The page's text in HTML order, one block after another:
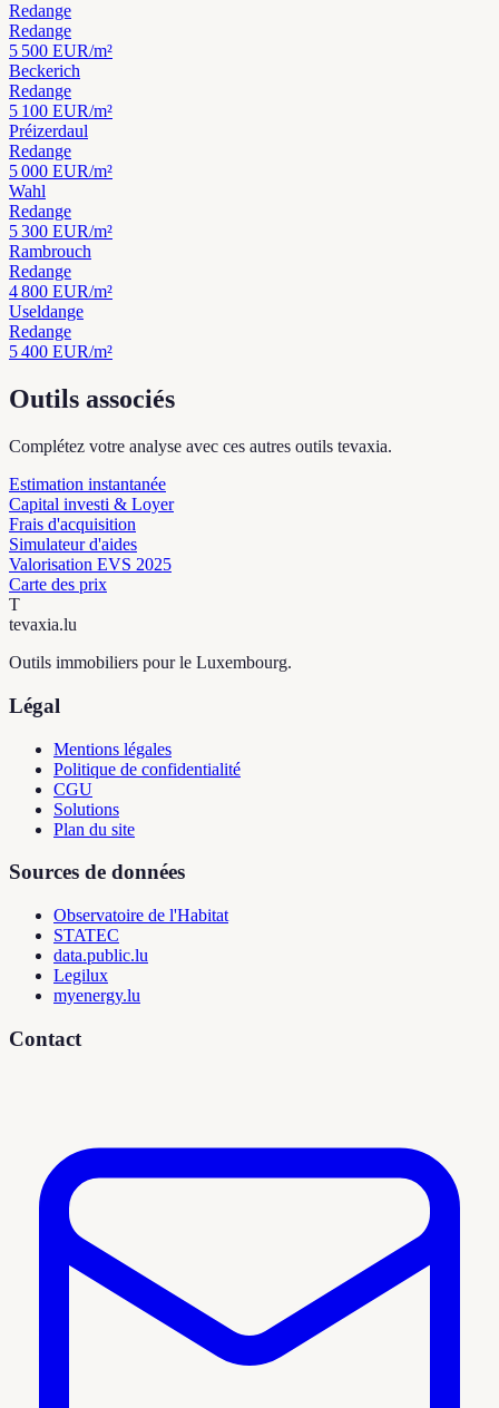
Redange
Redange
5 500 EUR/m²
Beckerich
Redange
5 100 EUR/m²
Préizerdaul
Redange
5 000 EUR/m²
Wahl
Redange
5 300 EUR/m²
Rambrouch
Redange
4 800 EUR/m²
Useldange
Redange
5 400 EUR/m²
Outils associés
Complétez votre analyse avec ces autres outils tevaxia.
Estimation instantanée
Capital investi & Loyer
Frais d'acquisition
Simulateur d'aides
Valorisation EVS 2025
Carte des prix
T
tevaxia.lu
Outils immobiliers pour le Luxembourg.
Légal
Mentions légales
Politique de confidentialité
CGU
Solutions
Plan du site
Sources de données
Observatoire de l'Habitat
STATEC
data.public.lu
Legilux
myenergy.lu
Contact